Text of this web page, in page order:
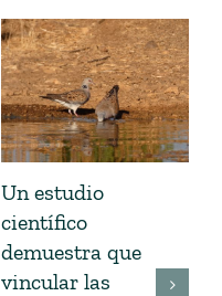
Un estudio
científico
demuestra que
vincular las